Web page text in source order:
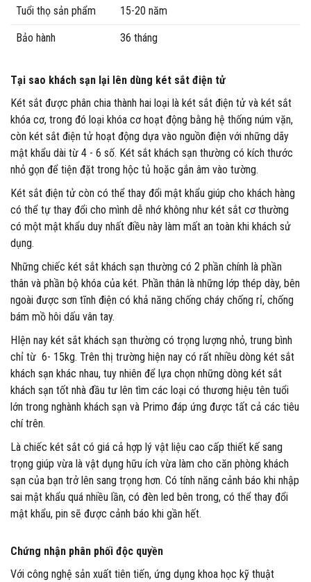
Tuổi thọ sản phẩm 15-20 năm
Bảo hành 36 tháng
Tại sao khách sạn lại lên dùng két sắt điện tử
Két sắt được phân chia thành hai loại là két sắt điện tử và két sắt
khóa cơ, trong đó loại khóa cơ hoạt động bằng hệ thống núm vặn,
còn két sắt điện tử hoạt động dựa vào nguồn điện với những dãy
mật khẩu dài từ 4 - 6 số. Két sắt khách sạn thường có kích thước
nhỏ gọn để tiện đặt trong hộc tủ hoặc gắn âm vào tường.
Két sắt điện tử còn có thể thay đổi mật khẩu giúp cho khách hàng
có thể tự thay đổi cho mình dễ nhớ không như két sắt cơ thường
có một mật khẩu duy nhất điều này làm mất an toàn khi khách sử
dụng.
Những chiếc két sắt khách sạn thường có 2 phần chính là phần
thân và phần bộ khóa của két. Phần thân là những lớp thép dày, bên
ngoài được sơn tĩnh điện có khả năng chống cháy chống rỉ, chống
bám mồ hôi dấu vân tay.
HIện nay két sắt khách sạn thường có trọng lượng nhỏ, trung bình
chỉ từ 6- 15kg. Trên thị trường hiện nay có rất nhiều dòng két sắt
khách sạn khác nhau, tuy nhiên để lựa chọn những dòng két sắt
khách sạn tốt nhà đầu tư lên tìm các loại có thương hiệu tên tuổi
lớn trong nghành khách sạn và Primo đáp ứng được tất cả các tiêu
chí trên.
Là chiếc két sắt có giá cả hợp lý vật liệu cao cấp thiết kế sang
trọng giúp vừa là vật dụng hữu ích vừa làm cho căn phòng khách
sạn của bạn trở lên sang trọng hơn. Có tính năng cảnh báo khi nhập
sai mật khẩu quá nhiều lần, có đèn led bên trong, có thể thay đổi
mật khẩu, pin sẽ được cảnh báo khi gần hết.
Chứng nhận phân phối độc quyền
Với công nghệ sản xuất tiên tiến, ứng dụng khoa học kỹ thuật